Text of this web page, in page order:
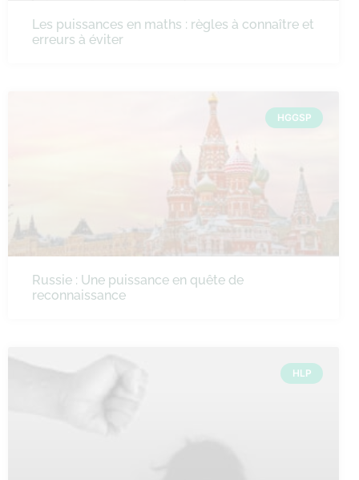
Les puissances en maths : règles à connaître et
erreurs à éviter
HGGSP
Russie : Une puissance en quête de
reconnaissance
HLP